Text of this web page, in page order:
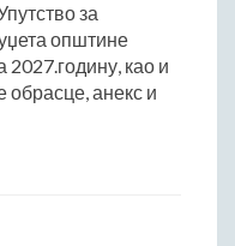
за
општине
2027.годину, као и
обрасце, анекс и